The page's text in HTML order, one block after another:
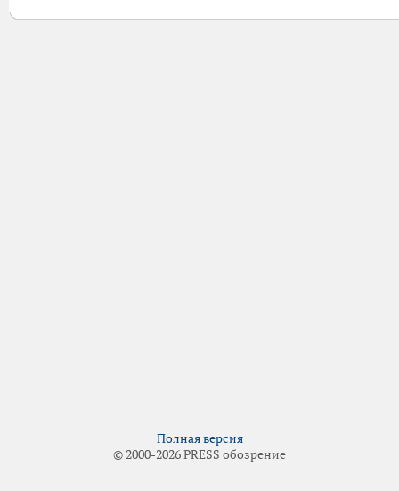
Полная версия
© 2000-2026 PRESS обозрение